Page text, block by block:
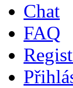
Chat
FAQ